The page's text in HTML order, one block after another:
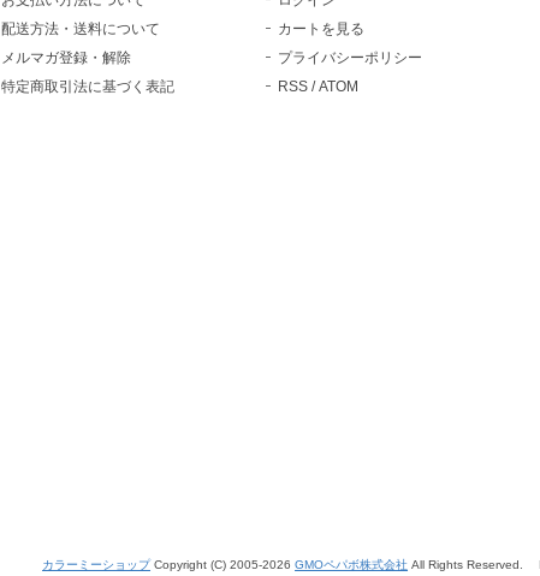
配送方法・送料について
メルマガ登録・解除
特定商取引法に基づく表記
カートを見る
プライバシーポリシー
RSS /ATOM
カラーミーショップCopyright (C) 2005-2026GMOペパボ株式会社 All Rights Reserved.